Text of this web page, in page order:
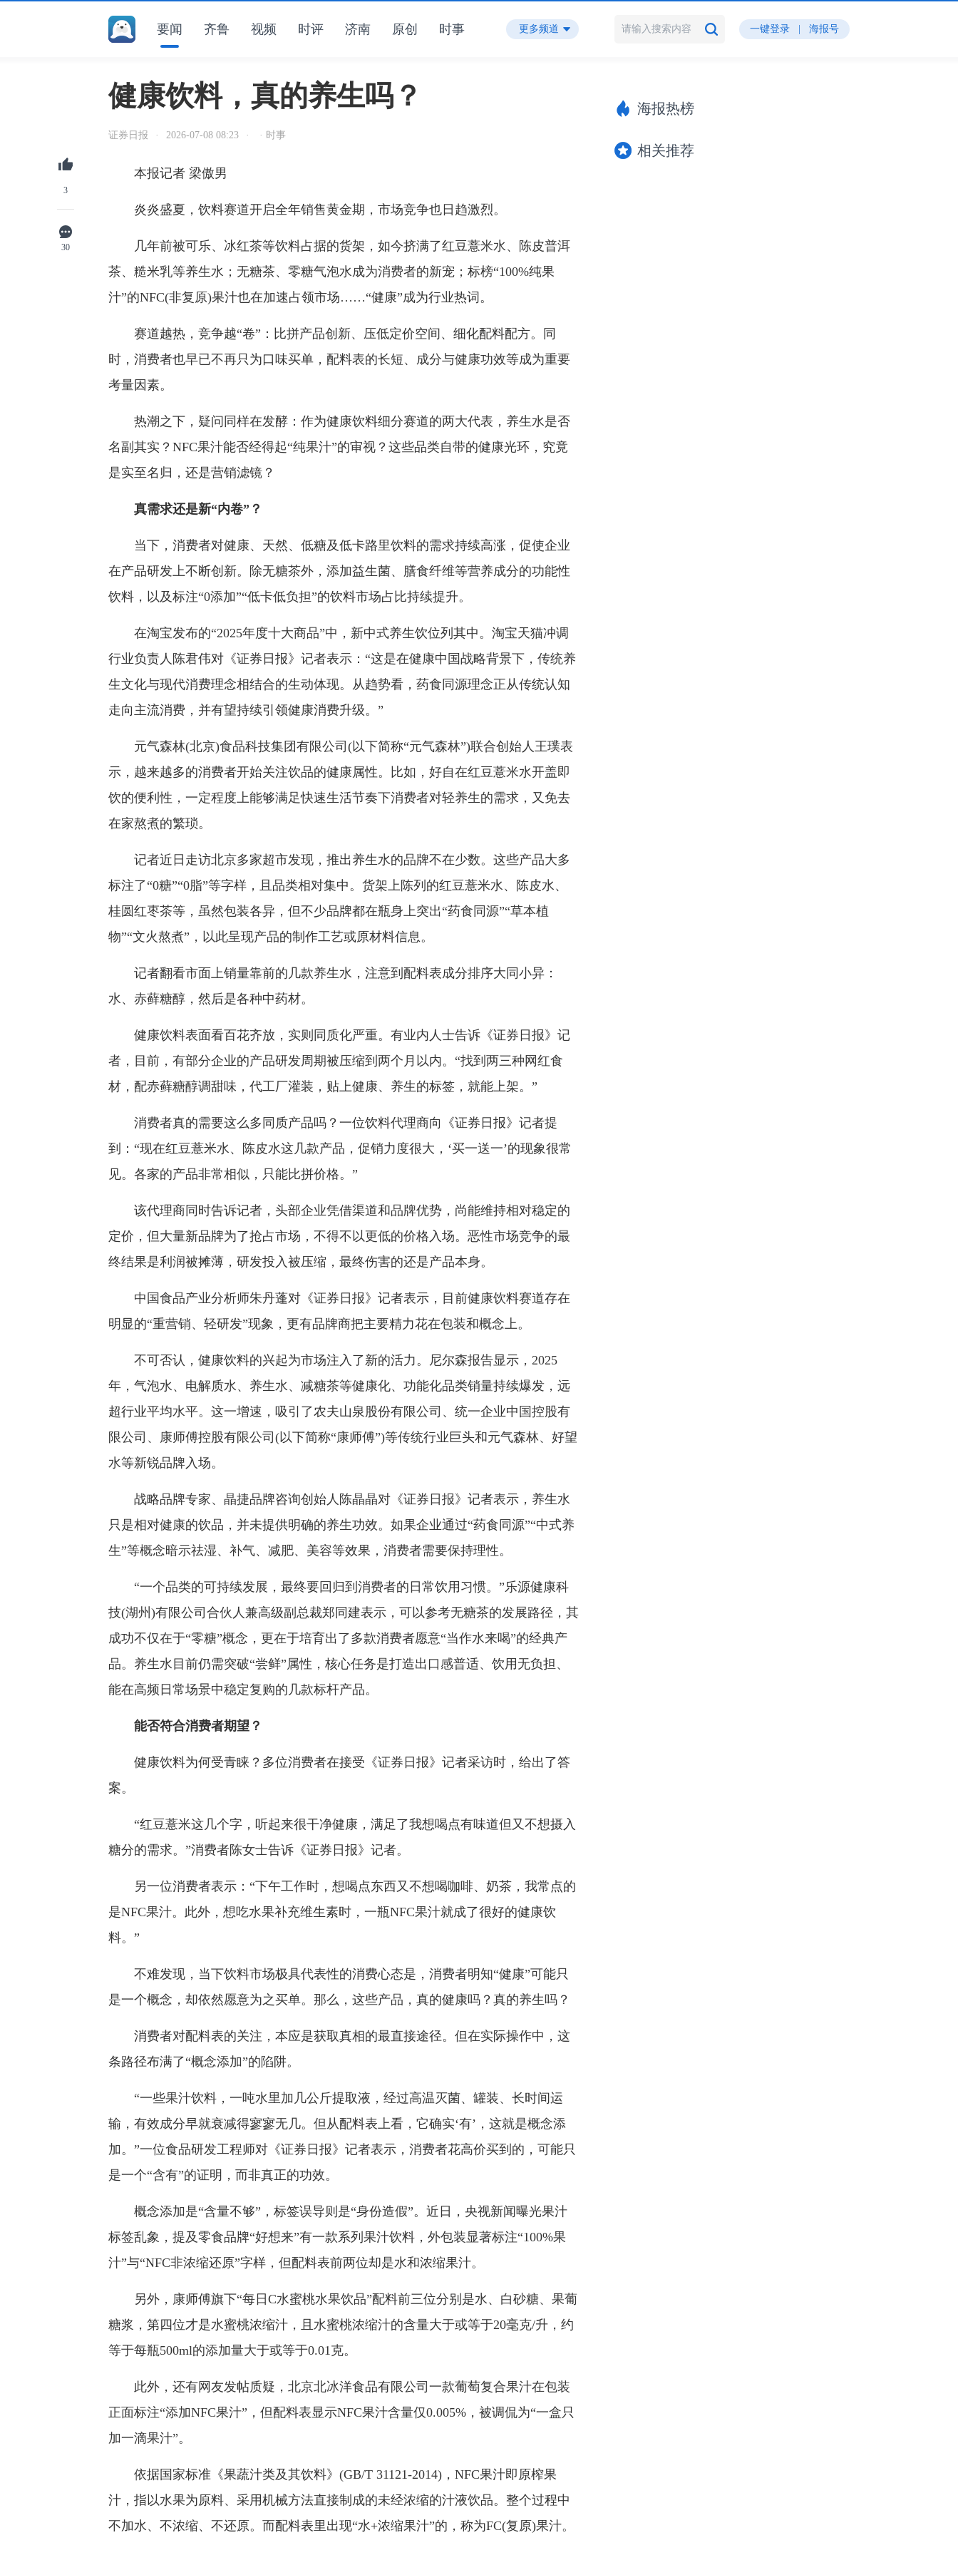
要闻 齐鲁 视频 时评 济南 原创 时事 更多频道 一键登录 海报号
3
30
健康饮料，真的养生吗？
证券日报 · 2026-07-08 08:23 · · 时事
本报记者 梁傲男
炎炎盛夏，饮料赛道开启全年销售黄金期，市场竞争也日趋激烈。
几年前被可乐、冰红茶等饮料占据的货架，如今挤满了红豆薏米水、陈皮普洱
茶、糙米乳等养生水；无糖茶、零糖气泡水成为消费者的新宠；标榜“100%纯果
汁”的NFC(非复原)果汁也在加速占领市场……“健康”成为行业热词。
赛道越热，竞争越“卷”：比拼产品创新、压低定价空间、细化配料配方。同
时，消费者也早已不再只为口味买单，配料表的长短、成分与健康功效等成为重要
考量因素。
热潮之下，疑问同样在发酵：作为健康饮料细分赛道的两大代表，养生水是否
名副其实？NFC果汁能否经得起“纯果汁”的审视？这些品类自带的健康光环，究竟
是实至名归，还是营销滤镜？
真需求还是新“内卷”？
当下，消费者对健康、天然、低糖及低卡路里饮料的需求持续高涨，促使企业
在产品研发上不断创新。除无糖茶外，添加益生菌、膳食纤维等营养成分的功能性
饮料，以及标注“0添加”“低卡低负担”的饮料市场占比持续提升。
在淘宝发布的“2025年度十大商品”中，新中式养生饮位列其中。淘宝天猫冲调
行业负责人陈君伟对《证券日报》记者表示：“这是在健康中国战略背景下，传统养
生文化与现代消费理念相结合的生动体现。从趋势看，药食同源理念正从传统认知
走向主流消费，并有望持续引领健康消费升级。”
元气森林(北京)食品科技集团有限公司(以下简称“元气森林”)联合创始人王璞表
示，越来越多的消费者开始关注饮品的健康属性。比如，好自在红豆薏米水开盖即
饮的便利性，一定程度上能够满足快速生活节奏下消费者对轻养生的需求，又免去
在家熬煮的繁琐。
记者近日走访北京多家超市发现，推出养生水的品牌不在少数。这些产品大多
标注了“0糖”“0脂”等字样，且品类相对集中。货架上陈列的红豆薏米水、陈皮水、
桂圆红枣茶等，虽然包装各异，但不少品牌都在瓶身上突出“药食同源”“草本植
物”“文火熬煮”，以此呈现产品的制作工艺或原材料信息。
记者翻看市面上销量靠前的几款养生水，注意到配料表成分排序大同小异：
水、赤藓糖醇，然后是各种中药材。
健康饮料表面看百花齐放，实则同质化严重。有业内人士告诉《证券日报》记
者，目前，有部分企业的产品研发周期被压缩到两个月以内。“找到两三种网红食
材，配赤藓糖醇调甜味，代工厂灌装，贴上健康、养生的标签，就能上架。”
消费者真的需要这么多同质产品吗？一位饮料代理商向《证券日报》记者提
到：“现在红豆薏米水、陈皮水这几款产品，促销力度很大，‘买一送一’的现象很常
见。各家的产品非常相似，只能比拼价格。”
该代理商同时告诉记者，头部企业凭借渠道和品牌优势，尚能维持相对稳定的
定价，但大量新品牌为了抢占市场，不得不以更低的价格入场。恶性市场竞争的最
终结果是利润被摊薄，研发投入被压缩，最终伤害的还是产品本身。
中国食品产业分析师朱丹蓬对《证券日报》记者表示，目前健康饮料赛道存在
明显的“重营销、轻研发”现象，更有品牌商把主要精力花在包装和概念上。
不可否认，健康饮料的兴起为市场注入了新的活力。尼尔森报告显示，2025
年，气泡水、电解质水、养生水、减糖茶等健康化、功能化品类销量持续爆发，远
超行业平均水平。这一增速，吸引了农夫山泉股份有限公司、统一企业中国控股有
限公司、康师傅控股有限公司(以下简称“康师傅”)等传统行业巨头和元气森林、好望
水等新锐品牌入场。
战略品牌专家、晶捷品牌咨询创始人陈晶晶对《证券日报》记者表示，养生水
只是相对健康的饮品，并未提供明确的养生功效。如果企业通过“药食同源”“中式养
生”等概念暗示祛湿、补气、减肥、美容等效果，消费者需要保持理性。
“一个品类的可持续发展，最终要回归到消费者的日常饮用习惯。”乐源健康科
技(湖州)有限公司合伙人兼高级副总裁郑同建表示，可以参考无糖茶的发展路径，其
成功不仅在于“零糖”概念，更在于培育出了多款消费者愿意“当作水来喝”的经典产
品。养生水目前仍需突破“尝鲜”属性，核心任务是打造出口感普适、饮用无负担、
能在高频日常场景中稳定复购的几款标杆产品。
能否符合消费者期望？
健康饮料为何受青睐？多位消费者在接受《证券日报》记者采访时，给出了答
案。
“红豆薏米这几个字，听起来很干净健康，满足了我想喝点有味道但又不想摄入
糖分的需求。”消费者陈女士告诉《证券日报》记者。
另一位消费者表示：“下午工作时，想喝点东西又不想喝咖啡、奶茶，我常点的
是NFC果汁。此外，想吃水果补充维生素时，一瓶NFC果汁就成了很好的健康饮
料。”
不难发现，当下饮料市场极具代表性的消费心态是，消费者明知“健康”可能只
是一个概念，却依然愿意为之买单。那么，这些产品，真的健康吗？真的养生吗？
消费者对配料表的关注，本应是获取真相的最直接途径。但在实际操作中，这
条路径布满了“概念添加”的陷阱。
“一些果汁饮料，一吨水里加几公斤提取液，经过高温灭菌、罐装、长时间运
输，有效成分早就衰减得寥寥无几。但从配料表上看，它确实‘有’，这就是概念添
加。”一位食品研发工程师对《证券日报》记者表示，消费者花高价买到的，可能只
是一个“含有”的证明，而非真正的功效。
概念添加是“含量不够”，标签误导则是“身份造假”。近日，央视新闻曝光果汁
标签乱象，提及零食品牌“好想来”有一款系列果汁饮料，外包装显著标注“100%果
汁”与“NFC非浓缩还原”字样，但配料表前两位却是水和浓缩果汁。
另外，康师傅旗下“每日C水蜜桃水果饮品”配料前三位分别是水、白砂糖、果葡
糖浆，第四位才是水蜜桃浓缩汁，且水蜜桃浓缩汁的含量大于或等于20毫克/升，约
等于每瓶500ml的添加量大于或等于0.01克。
此外，还有网友发帖质疑，北京北冰洋食品有限公司一款葡萄复合果汁在包装
正面标注“添加NFC果汁”，但配料表显示NFC果汁含量仅0.005%，被调侃为“一盒只
加一滴果汁”。
依据国家标准《果蔬汁类及其饮料》(GB/T 31121-2014)，NFC果汁即原榨果
汁，指以水果为原料、采用机械方法直接制成的未经浓缩的汁液饮品。整个过程中
不加水、不浓缩、不还原。而配料表里出现“水+浓缩果汁”的，称为FC(复原)果汁。
海报热榜
相关推荐